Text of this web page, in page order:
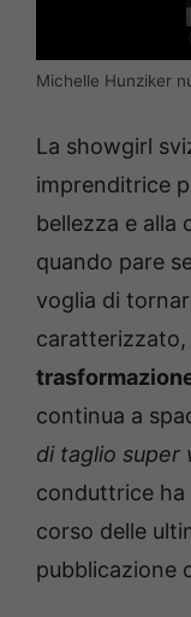
Michelle Hunziker
La showgirl
imprenditrice
bellezza e alla
quando pare
voglia di
caratterizzato,
continua a
di taglio super
conduttrice ha
corso delle
pubblicazione